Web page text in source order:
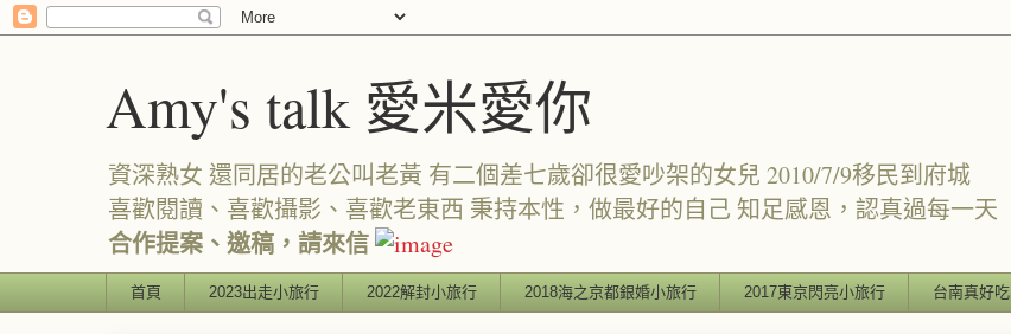
Amy's talk 愛米愛你
資深熟女 還同居的老公叫老黃 有二個差七歲卻很愛吵架的女兒 2010/7/9移民到府城
喜歡閱讀、喜歡攝影、喜歡老東西 秉持本性，做最好的自己 知足感恩，認真過每一天
合作提案、邀稿，請來信
首頁 2023出走小旅行 2022解封小旅行 2018海之京都銀婚小旅行 2017東京閃亮小旅行 台南真好吃